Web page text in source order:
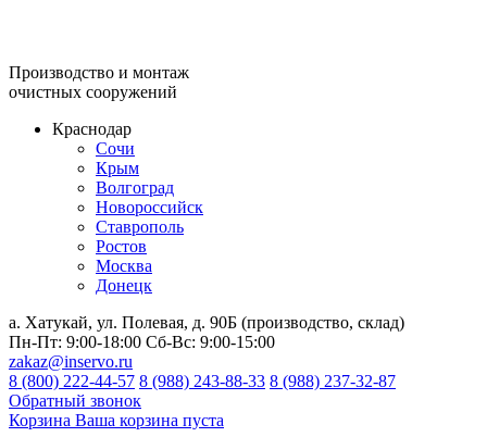
Производство и монтаж
очистных сооружений
Краснодар
Сочи
Крым
Волгоград
Новороссийск
Ставрополь
Ростов
Москва
Донецк
а. Хатукай, ул. Полевая, д. 90Б (производство, склад)
Пн-Пт: 9:00-18:00 Сб-Вс: 9:00-15:00
zakaz@inservo.ru
8 (800) 222-44-57 8 (988) 243-88-33 8 (988) 237-32-87
Обратный звонок
Корзина Ваша корзина пуста